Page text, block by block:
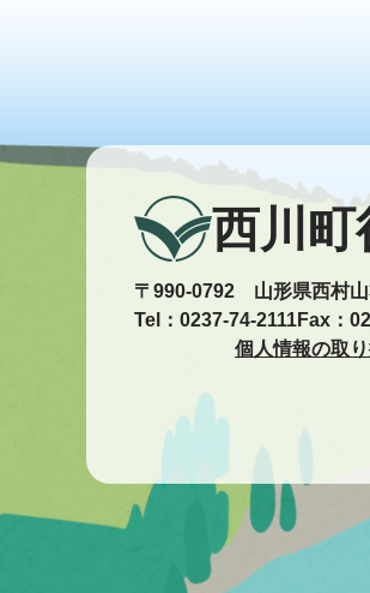
西川町
〒990-0792 山形県西村
Tel：0237-74-2111Fax：
個人情報の取